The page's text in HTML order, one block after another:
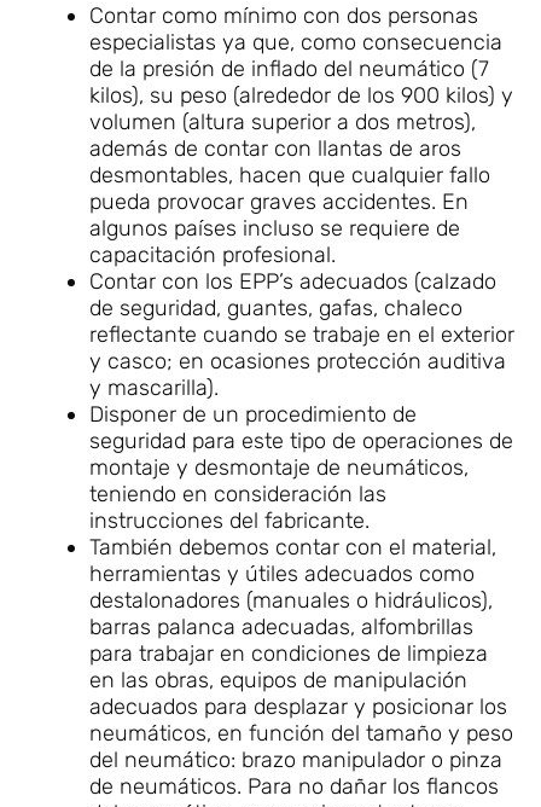
Contar como mínimo con dos personas
especialistas ya que, como consecuencia
de la presión de inflado del neumático (7
kilos), su peso (alrededor de los 900 kilos) y
volumen (altura superior a dos metros),
además de contar con llantas de aros
desmontables, hacen que cualquier fallo
pueda provocar graves accidentes. En
algunos países incluso se requiere de
capacitación profesional.
Contar con los EPP’s adecuados (calzado
de seguridad, guantes, gafas, chaleco
reflectante cuando se trabaje en el exterior
y casco; en ocasiones protección auditiva
y mascarilla).
Disponer de un procedimiento de
seguridad para este tipo de operaciones de
montaje y desmontaje de neumáticos,
teniendo en consideración las
instrucciones del fabricante.
También debemos contar con el material,
herramientas y útiles adecuados como
destalonadores (manuales o hidráulicos),
barras palanca adecuadas, alfombrillas
para trabajar en condiciones de limpieza
en las obras, equipos de manipulación
adecuados para desplazar y posicionar los
neumáticos, en función del tamaño y peso
del neumático: brazo manipulador o pinza
de neumáticos. Para no dañar los flancos